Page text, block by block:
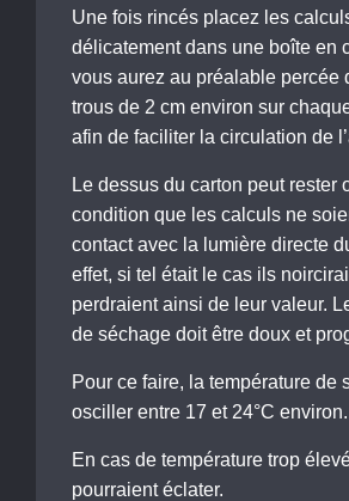
Une fois rincés placez les
délicatement dans une boîte en
vous aurez au préalable percée
trous de 2 cm environ sur
afin de faciliter la circulation de
Le dessus du carton peut rester
condition que les calculs ne
contact avec la lumière directe
effet, si tel était le cas ils
perdraient ainsi de leur valeur.
de séchage doit être doux et
Pour ce faire, la température de
osciller entre 17 et 24°C environ.
En cas de température trop
pourraient éclater.